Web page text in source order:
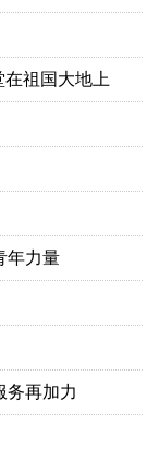
祖国大地上
年力量
务再加力